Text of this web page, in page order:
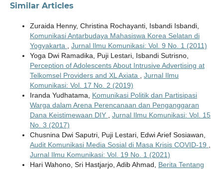
Similar Articles
Zuraida Henny, Christina Rochayanti, Isbandi Isbandi,
Komunikasi Antarbudaya Mahasiswa Korea Selatan di
Yogyakarta
Jurnal Ilmu Komunikasi: Vol. 9 No. 1 (2011)
Yoga Dwi Ramadika, Puji Lestari, Isbandi Sutrisno,
Perception of Adolescents About Intrusive Advertising at
Telkomsel Providers and XL Axiata
Jurnal Ilmu
Komunikasi: Vol. 17 No. 2 (2019)
Iranda Yudhatama, Komunikasi Politik dan Partisipasi
Warga dalam Arena Perencanaan dan Penganggaran
Dana Keistimewaan DIY
Jurnal Ilmu Komunikasi: Vol. 15
No. 3 (2017)
Chusnina Dwi Saputri, Puji Lestari, Edwi Arief Sosiawan,
Audit Komunikasi Media Sosial di Masa Krisis COVID-19
Jurnal Ilmu Komunikasi: Vol. 19 No. 1 (2021)
Hari Wahono, Sri Hastjarjo, Adib Ahmad, Berita Tentang